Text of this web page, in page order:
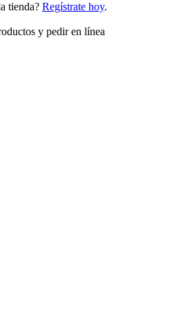
tienda? Regístrate hoy.
y pedir en línea